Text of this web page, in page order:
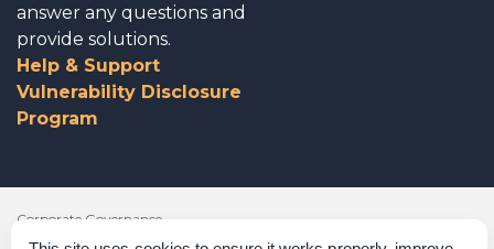
answer any questions and
provide solutions.
Help & Support
Vulnerability Disclosure
Program
Corporate Governance